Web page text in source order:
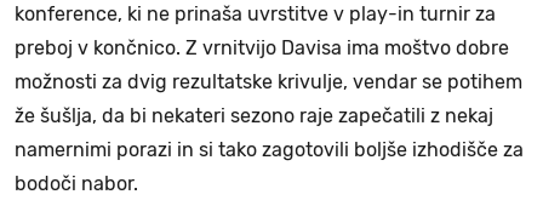
konference, ki ne prinaša uvrstitve v play-in turnir za
preboj v končnico. Z vrnitvijo Davisa ima moštvo dobre
možnosti za dvig rezultatske krivulje, vendar se potihem
že šušlja, da bi nekateri sezono raje zapečatili z nekaj
namernimi porazi in si tako zagotovili boljše izhodišče za
bodoči nabor.